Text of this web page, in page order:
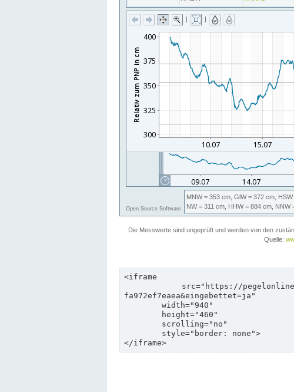
<iframe
fa972ef7eaea&eingebettet=ja"
</iframe>